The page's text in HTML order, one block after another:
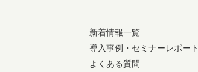
新着情報一覧
導入事例・セミナーレポート
よくある質問